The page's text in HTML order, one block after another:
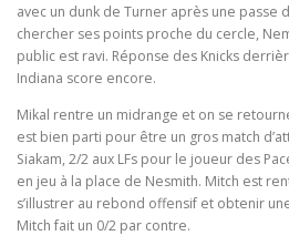
avec un dunk de Turner après une passe
chercher ses points proche du cercle,
public est ravi. Réponse des Knicks
Indiana score encore.
Mikal rentre un midrange et on se
est bien parti pour être un gros match
Siakam, 2/2 aux LFs pour le joueur des
en jeu à la place de Nesmith. Mitch est
s’illustrer au rebond offensif et obtenir
Mitch fait un 0/2 par contre.